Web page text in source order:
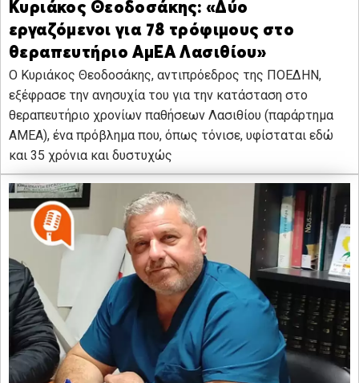
Κυριάκος Θεοδοσάκης: «Δύο
εργαζόμενοι για 78 τρόφιμους στο
θεραπευτήριο ΑμΕΑ Λασιθίου»
Ο Κυριάκος Θεοδοσάκης, αντιπρόεδρος της ΠΟΕΔΗΝ,
εξέφρασε την ανησυχία του για την κατάσταση στο
θεραπευτήριο χρονίων παθήσεων Λασιθίου (παράρτημα
ΑΜΕΑ), ένα πρόβλημα που, όπως τόνισε, υφίσταται εδώ
και 35 χρόνια και δυστυχώς